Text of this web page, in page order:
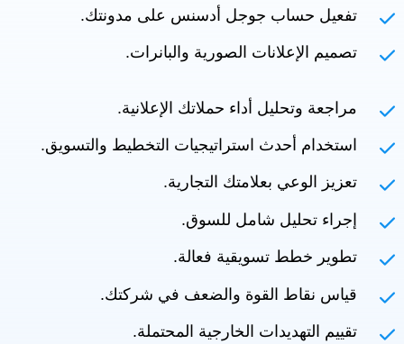
تفعيل حساب جوجل أدسنس على مدونتك.
تصميم الإعلانات الصورية والبانرات.
مراجعة وتحليل أداء حملاتك الإعلانية.
استخدام أحدث استراتيجيات التخطيط والتسويق.
تعزيز الوعي بعلامتك التجارية.
إجراء تحليل شامل للسوق.
تطوير خطط تسويقية فعالة.
قياس نقاط القوة والضعف في شركتك.
تقييم التهديدات الخارجية المحتملة.